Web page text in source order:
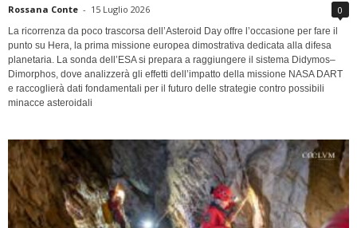
Rossana Conte - 15 Luglio 2026 0
La ricorrenza da poco trascorsa dell’Asteroid Day offre l’occasione per fare il
punto su Hera, la prima missione europea dimostrativa dedicata alla difesa
planetaria. La sonda dell’ESA si prepara a raggiungere il sistema Didymos–
Dimorphos, dove analizzerà gli effetti dell’impatto della missione NASA DART
e raccoglierà dati fondamentali per il futuro delle strategie contro possibili
minacce asteroidali